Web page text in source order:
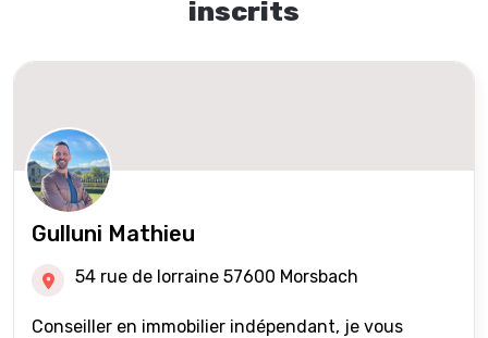
inscrits
Gulluni Mathieu
54 rue de lorraine 57600 Morsbach
Conseiller en immobilier indépendant, je vous